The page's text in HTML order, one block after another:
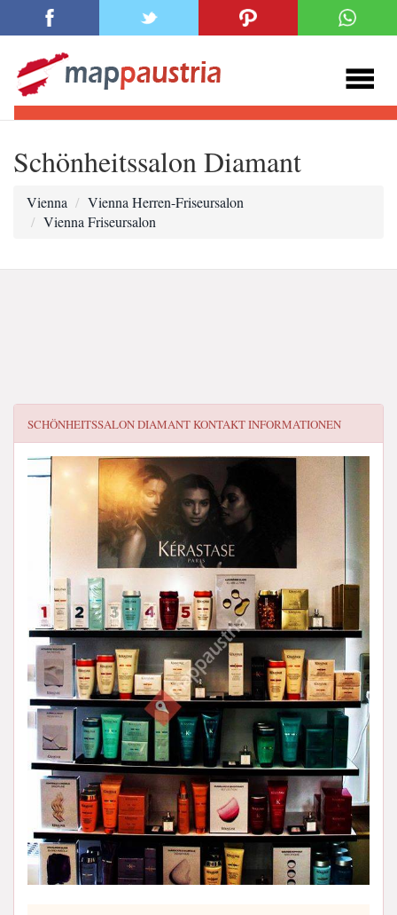
Schönheitssalon Diamant
Vienna
Vienna Herren-Friseursalon
Vienna Friseursalon
SCHÖNHEITSSALON DIAMANTKONTAKT INFORMATIONEN